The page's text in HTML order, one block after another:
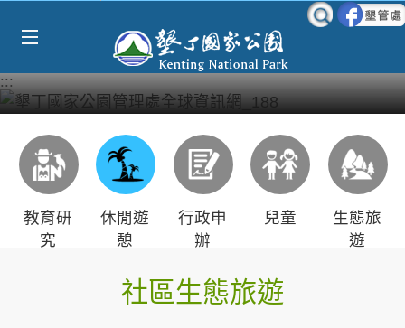
:::
教育研
究
休閒遊
憩
行政申
辦
兒童
生態旅
遊
社區生態旅遊